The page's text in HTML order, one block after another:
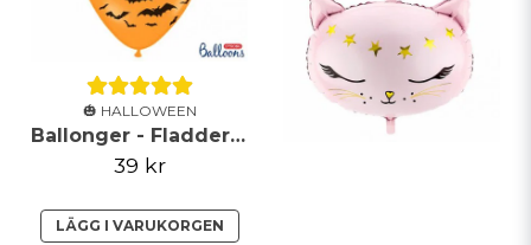
🎃 HALLOWEEN
Ballonger - Fladdermöss - Orange
39 kr
LÄGG I VARUKORGEN